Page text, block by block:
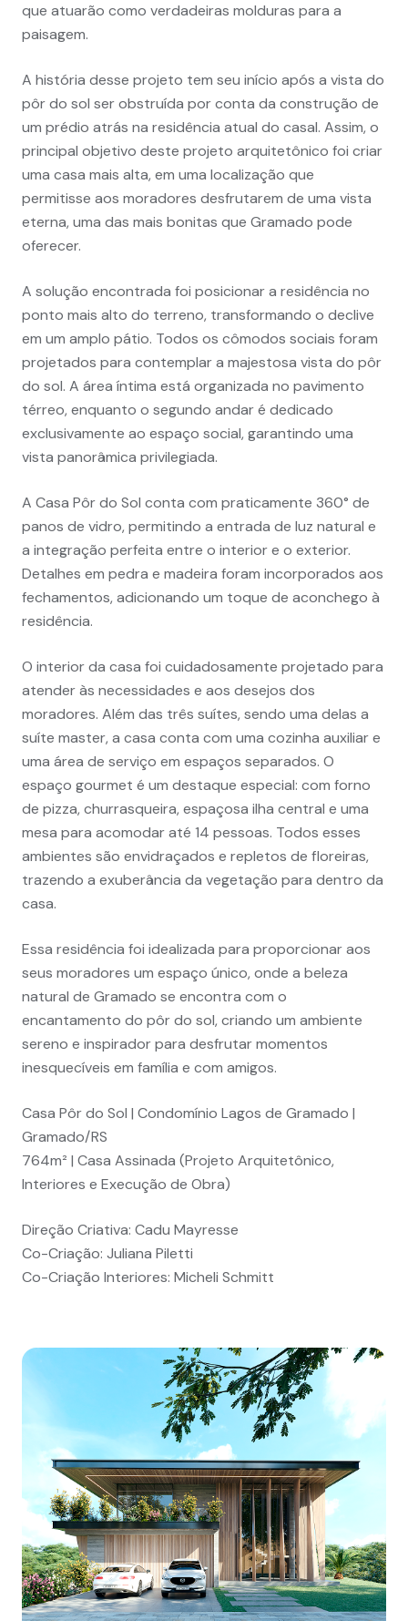
que atuarão como verdadeiras molduras para a
paisagem.
A história desse projeto tem seu início após a vista do
pôr do sol ser obstruída por conta da construção de
um prédio atrás na residência atual do casal. Assim, o
principal objetivo deste projeto arquitetônico foi criar
uma casa mais alta, em uma localização que
permitisse aos moradores desfrutarem de uma vista
eterna, uma das mais bonitas que Gramado pode
oferecer.
A solução encontrada foi posicionar a residência no
ponto mais alto do terreno, transformando o declive
em um amplo pátio. Todos os cômodos sociais foram
projetados para contemplar a majestosa vista do pôr
do sol. A área íntima está organizada no pavimento
térreo, enquanto o segundo andar é dedicado
exclusivamente ao espaço social, garantindo uma
vista panorâmica privilegiada.
A Casa Pôr do Sol conta com praticamente 360° de
panos de vidro, permitindo a entrada de luz natural e
a integração perfeita entre o interior e o exterior.
Detalhes em pedra e madeira foram incorporados aos
fechamentos, adicionando um toque de aconchego à
residência.
O interior da casa foi cuidadosamente projetado para
atender às necessidades e aos desejos dos
moradores. Além das três suítes, sendo uma delas a
suíte master, a casa conta com uma cozinha auxiliar e
uma área de serviço em espaços separados. O
espaço gourmet é um destaque especial: com forno
de pizza, churrasqueira, espaçosa ilha central e uma
mesa para acomodar até 14 pessoas. Todos esses
ambientes são envidraçados e repletos de floreiras,
trazendo a exuberância da vegetação para dentro da
casa.
Essa residência foi idealizada para proporcionar aos
seus moradores um espaço único, onde a beleza
natural de Gramado se encontra com o
encantamento do pôr do sol, criando um ambiente
sereno e inspirador para desfrutar momentos
inesquecíveis em família e com amigos.
Casa Pôr do Sol | Condomínio Lagos de Gramado |
Gramado/RS
764m² | Casa Assinada (Projeto Arquitetônico,
Interiores e Execução de Obra)
Direção Criativa: Cadu Mayresse
Co-Criação: Juliana Piletti
Co-Criação Interiores: Micheli Schmitt